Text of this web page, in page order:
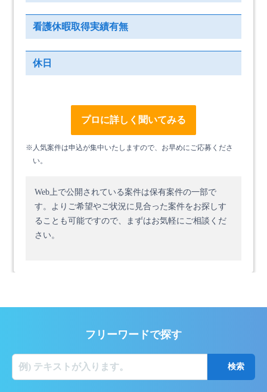
看護休暇取得実績有無
休日
プロに詳しく聞いてみる
※人気案件は申込が集中いたしますので、お早めにご応募くださ
い。
Web上で公開されている案件は保有案件の一部で
す。 よりご希望やご状況に見合った案件をお探しす
ることも可能ですので、まずはお気軽にご相談くだ
さい。
フリーワードで探す